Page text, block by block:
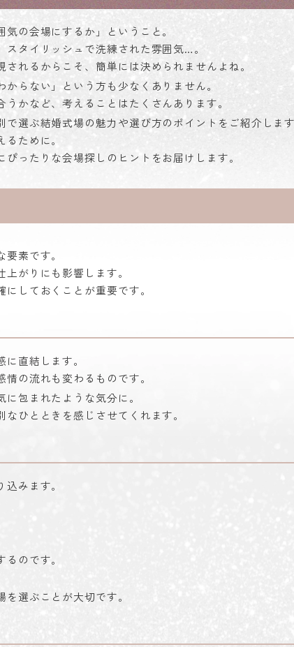
の会場にするか」ということ。
タイリッシュで洗練された雰囲気…。
れるからこそ、簡単には決められませんよね。
らない」という方も少なくありません。
かなど、考えることはたくさんあります。
選ぶ結婚式場の魅力や選び方のポイントをご紹介しま
ために。
ったりな会場探しのヒントをお届けします。
素です。
がりにも影響します。
しておくことが重要です。
直結します。
の流れも変わるものです。
包まれたような気分に。
ひとときを感じさせてくれます。
みます。
のです。
選ぶことが大切です。